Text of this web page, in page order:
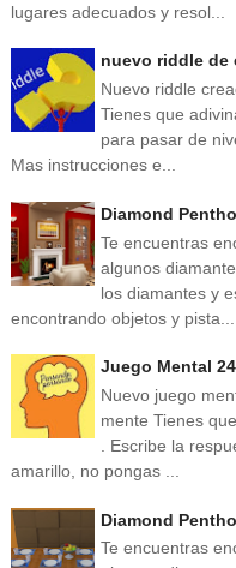
lugares adecuados y resol...
nuevo riddle de
Nuevo riddle
Tienes que
para pasar de
Mas instrucciones e...
Diamond
Te encuentras
algunos
los diamantes y
encontrando objetos y pista...
Juego Mental 24
Nuevo juego
mente Tienes
. Escribe la
amarillo, no pongas ...
Diamond
Te encuentras